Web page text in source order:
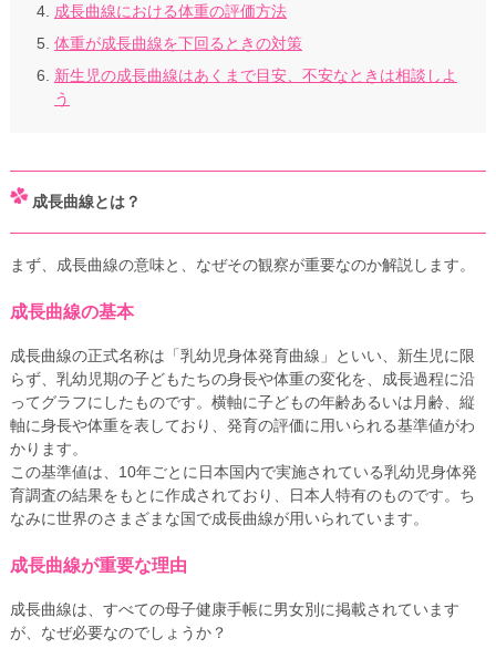
成長曲線における体重の評価方法
体重が成長曲線を下回るときの対策
新生児の成長曲線はあくまで目安、不安なときは相談しよ
う
成長曲線とは？
まず、成長曲線の意味と、なぜその観察が重要なのか解説します。
成長曲線の基本
成長曲線の正式名称は「乳幼児身体発育曲線」といい、新生児に限
らず、乳幼児期の子どもたちの身長や体重の変化を、成長過程に沿
ってグラフにしたものです。横軸に子どもの年齢あるいは月齢、縦
軸に身長や体重を表しており、発育の評価に用いられる基準値がわ
かります。
この基準値は、10年ごとに日本国内で実施されている乳幼児身体発
育調査の結果をもとに作成されており、日本人特有のものです。ち
なみに世界のさまざまな国で成長曲線が用いられています。
成長曲線が重要な理由
成長曲線は、すべての母子健康手帳に男女別に掲載されています
が、なぜ必要なのでしょうか？